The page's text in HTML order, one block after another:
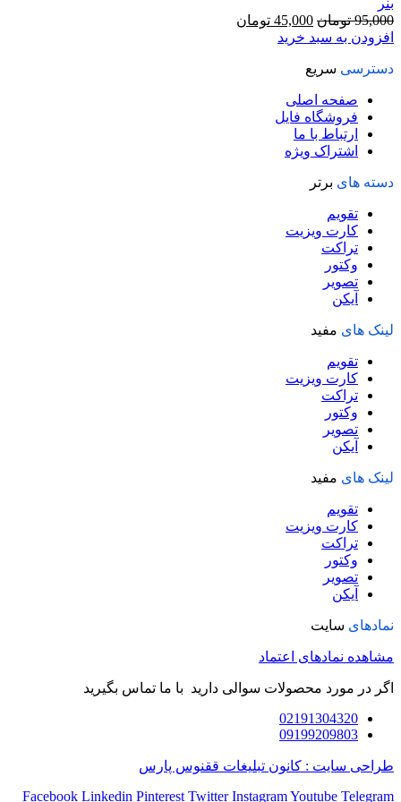
95,000 تومان قیمت
اصلی
بود.
45,000 تومان
افزودن به سبد خرید
دسترسی سریع
صفحه اصلی
فروشگاه فایل
ارتباط با ما
اشتراک ویژه
دسته های برتر
تقویم
کارت ویزیت
تراکت
وکتور
تصویر
آیکن
لینک های مفید
تقویم
کارت ویزیت
تراکت
وکتور
تصویر
آیکن
لینک های مفید
تقویم
کارت ویزیت
تراکت
وکتور
تصویر
آیکن
نمادهای سایت
مشاهده نمادهای اعتماد
اگر در مورد محصولات سوالی دارید با ما تماس بگیرید
02191304320
09199209803
طراحی سایت : کانون تبلیغات ققنوس پارس
Facebook Linkedin Pinterest Twitter InstagramYoutube Telegram